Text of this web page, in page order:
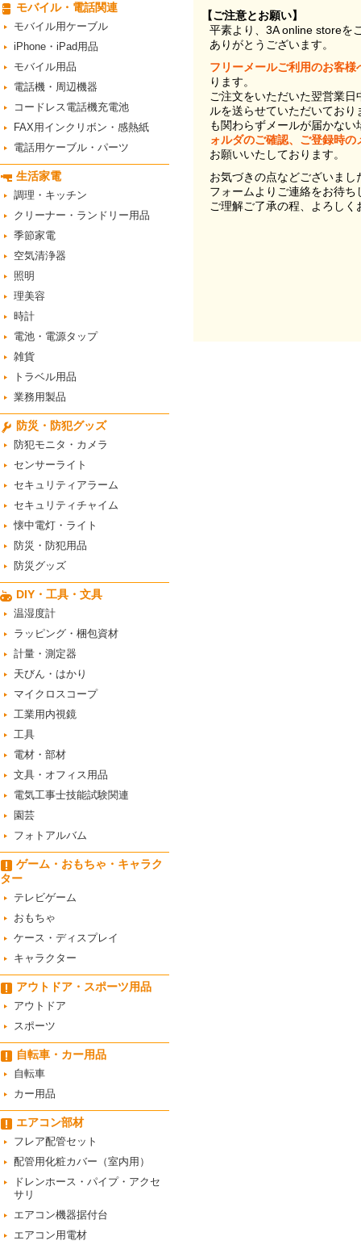
【ご注意とお願い】
平素より、3A online storeを
ありがとうございます。
フリーメールご利用のお客様
ります。
ご注文をいただいた翌営業
ルを送らせていただいてお
も関わらずメールが届かない
ォルダのご確認、ご登録時
お願いいたしております。
お気づきの点などございま
フォームよりご連絡をお待ち
ご理解ご了承の程、よろし
モバイル・電話関連
モバイル用ケーブル
iPhone・iPad用品
モバイル用品
電話機・周辺機器
コードレス電話機充電池
FAX用インクリボン・感熱紙
電話用ケーブル・パーツ
生活家電
調理・キッチン
クリーナー・ランドリー用品
季節家電
空気清浄器
照明
理美容
時計
電池・電源タップ
雑貨
トラベル用品
業務用製品
防災・防犯グッズ
防犯モニタ・カメラ
センサーライト
セキュリティアラーム
セキュリティチャイム
懐中電灯・ライト
防災・防犯用品
防災グッズ
DIY・工具・文具
温湿度計
ラッピング・梱包資材
計量・測定器
天びん・はかり
マイクロスコープ
工業用内視鏡
工具
電材・部材
文具・オフィス用品
電気工事士技能試験関連
園芸
フォトアルバム
ゲーム・おもちゃ・キャラク
ター
テレビゲーム
おもちゃ
ケース・ディスプレイ
キャラクター
アウトドア・スポーツ用品
アウトドア
スポーツ
自転車・カー用品
自転車
カー用品
エアコン部材
フレア配管セット
配管用化粧カバー（室内用）
ドレンホース・パイプ・アクセ
サリ
エアコン機器据付台
エアコン用電材